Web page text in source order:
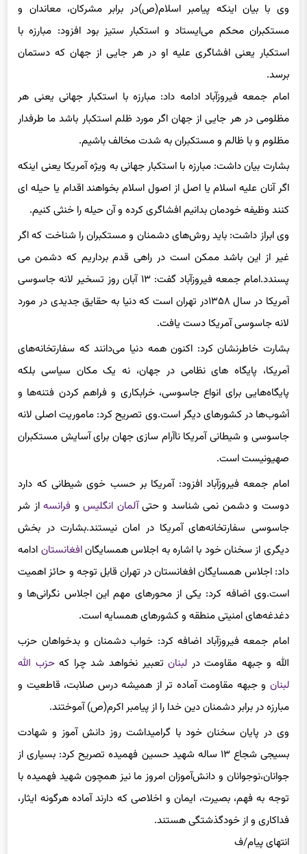
وی با بیان اینکه پیامبر اسلام(ص)در برابر مشرکان، معاندان و
مستکبران محکم می‌ایستاد و استکبار ستیز بود افزود: مبارزه با
استکبار یعنی افشاگری علیه او در هر جایی از جهان که دستمان
برسد.
امام جمعه فیروزآباد ادامه داد: مبارزه با استکبار جهانی یعنی هر
مظلومی در هر جایی از جهان اگر مورد ظلم استکبار باشد ما طرفدار
مظلوم و با ظالم و مستکبران به شدت مخالف باشیم.
بشارت بیان داشت: مبارزه با استکبار جهانی به ویژه آمریکا یعنی اینکه
اگر آنان علیه اسلام یا اصل از اصول اسلام بخواهند اقدام یا حیله ای
کنند وظیفه خودمان بدانیم افشاگری کرده و آن حیله را خنثی کنیم.
وی ابراز داشت: باید روش‌های دشمنان و مستکبران را شناخت که اگر
غیر از این باشد ممکن است در راهی قدم برداریم که دشمن می
پسندد.امام جمعه فیروزآباد گفت: ۱۳ آبان روز تسخیر لانه جاسوسی
آمریکا در سال ۱۳۵۸در تهران است که دنیا به حقایق جدیدی در مورد
لانه جاسوسی آمریکا دست یافت.
بشارت خاطرنشان کرد: اکنون همه دنیا می‌دانند که سفارتخانه‌های
آمریکا، پایگاه های نظامی در جهان، نه یک مکان سیاسی بلکه
پایگاه‌هایی برای انواع جاسوسی، خرابکاری و فراهم کردن فتنه‌ها و
آشوب‌ها در کشورهای دیگر است.وی تصریح کرد: ماموریت اصلی لانه
جاسوسی و شیطانی آمریکا ناآرام سازی جهان برای آسایش مستکبران
صهیونیست است.
امام جمعه فیروزآباد افزود: آمریکا بر حسب خوی شیطانی که دارد
دوست و دشمن نمی شناسد و حتیآلمان انگلیسو فرانسهاز شر
جاسوسی سفارتخانه‌های آمریکا در امان نیستند.بشارت در بخش
دیگری از سخنان خود با اشاره به اجلاس همسایگانافغانستان ادامه
داد: اجلاس همسایگان افغانستان در تهران قابل توجه و حائز اهمیت
است.وی اضافه کرد: یکی از محورهای مهم این اجلاس نگرانی‌ها و
دغدغه‌های امنیتی منطقه و کشورهای همسایه است.
امام جمعه فیروزآباد اضافه کرد: خواب دشمنان و بدخواهان حزب
الله و جبهه مقاومت در لبنانتعبیر نخواهد شد چرا کهحزب الله
لبنان و جبهه مقاومت آماده تر از همیشه درس صلابت، قاطعیت و
مبارزه در برابر دشمنان دین خدا را از پیامبر اکرم(ص) آموختند.
وی در پایان سخنان خود با گرامیداشت روز دانش آموز و شهادت
بسیجی شجاع ۱۳ ساله شهید حسین فهمیده تصریح کرد: بسیاری از
جوانان،نوجوانان و دانش‌آموزان امروز ما نیز همچون شهید فهمیده با
توجه به فهم، بصیرت، ایمان و اخلاصی که دارند آماده هرگونه ایثار،
فداکاری و از خودگذشتگی هستند.
انتهای پیام/ف